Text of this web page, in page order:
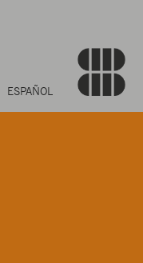
ESPAÑOL